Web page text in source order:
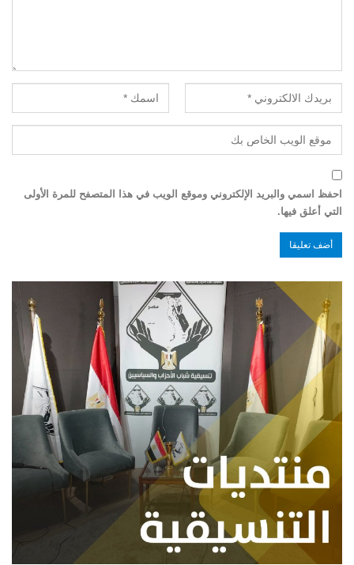
احفظ اسمي والبريد الإلكتروني وموقع الويب في هذا المتصفح للمرة الأولى
التي أعلق فيها.